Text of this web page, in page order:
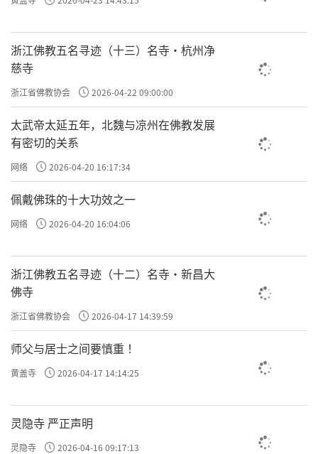
浙江佛教五名寻迹（十三）名寺·杭州净
慈寺
浙江省佛教协会 2026-04-22 09:00:00
太武帝太延五年，北魏与凉州在佛教发展
有密切的关系
网络 2026-04-20 16:17:34
佩戴佛珠的十大功效之一
网络 2026-04-20 16:04:06
浙江佛教五名寻迹（十二）名寺·新昌大
佛寺
浙江省佛教协会 2026-04-17 14:39:59
师父与居士之间要慎重 ！
黄盖寺 2026-04-17 14:14:25
灵隐寺 严正声明
灵隐寺 2026-04-16 09:17:13